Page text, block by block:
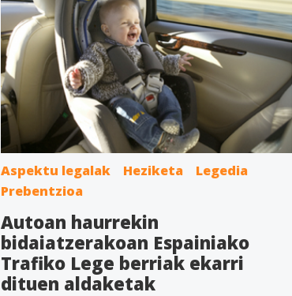
Aspektu legalak Heziketa
Legedia
Prebentzioa
Autoan haurrekin
bidaiatzerakoan Espainiako
Trafiko Lege berriak ekarri
dituen aldaketak